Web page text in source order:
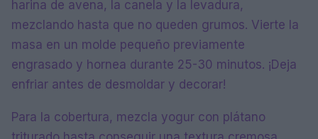
harina de avena, la canela y la levadura,
mezclando hasta que no queden grumos. Vierte la
masa en un molde pequeño previamente
engrasado y hornea durante 25-30 minutos. ¡Deja
enfriar antes de desmoldar y decorar!
Para la cobertura, mezcla yogur con plátano